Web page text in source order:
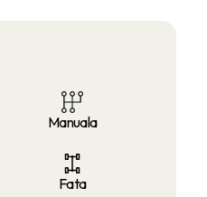
Manuala
Fata